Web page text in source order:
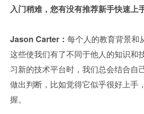
入门稍难，您有没有推荐新手快速上
Jason Carter： 每个人的教育背景和
这些使我们有了不同于他人的知识和
习新的技术平台时，我们总会结合自
做出判断，比如觉得它似乎很好上手
握。